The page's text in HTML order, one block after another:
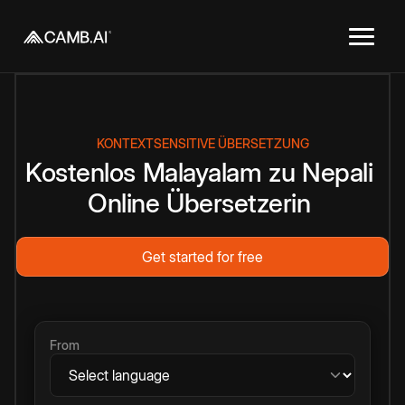
KONTEXTSENSITIVE ÜBERSETZUNG
Kostenlos Malayalam zu Nepali
Online Übersetzerin
Get started for free
From